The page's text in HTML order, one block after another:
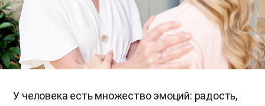
У человека есть множество эмоций: радость,